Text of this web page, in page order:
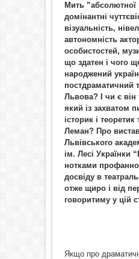
Мить ”абсолютної
домінантні
візуальність,
автономність
особистостей,
що здатен і чого
народжений
постдраматичний
Львова? І чи є
який із захватом
історик і теоретик
Леман? Про
Львівського
ім. Лесі Українки
нотками
досвіду в
отже щиро і від
говоритиму у цій
Якщо про